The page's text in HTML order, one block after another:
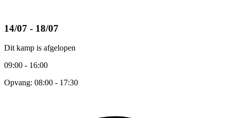
14/07 - 18/07
Dit kamp is afgelopen
09:00 - 16:00
Opvang: 08:00 - 17:30